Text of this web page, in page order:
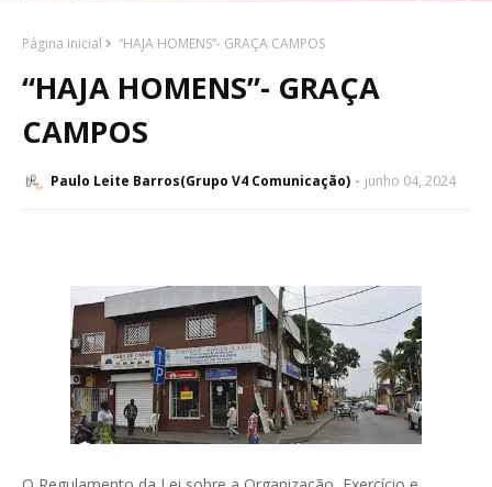
Página inicial “HAJA HOMENS”- GRAÇA CAMPOS
“HAJA HOMENS”- GRAÇA
CAMPOS
Paulo Leite Barros(Grupo V4 Comunicação) junho 04, 2024